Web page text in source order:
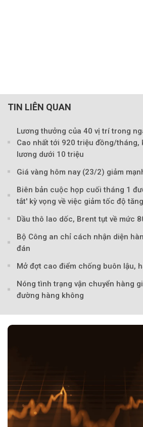
TIN LIÊN QUAN
Lương thưởng của 40 vị trí trong
Cao nhất tới 920 triệu đồng/tháng,
lương dưới 10 triệu
Giá vàng hôm nay (23/2) giảm
Biên bản cuộc họp cuối tháng 1
tắt' kỳ vọng về việc giảm tốc độ
Dầu thô lao dốc, Brent tụt về mức
Bộ Công an chỉ cách nhận diện
đán
Mở đợt cao điểm chống buôn lậu,
Nóng tình trạng vận chuyển hàng
đường hàng không